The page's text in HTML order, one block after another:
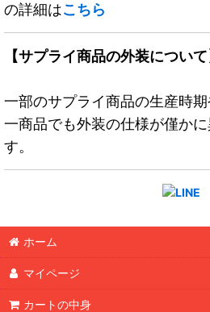
の詳細はこちら
【サプライ商品の外装について
一部のサプライ商品の生産時
一商品でも外装の仕様が僅か
す。
ホーム
マイページ
カートの中身